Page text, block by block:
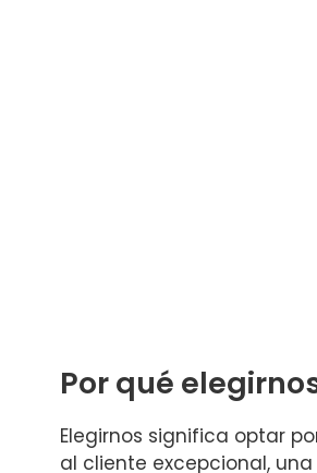
Por qué
Elegirnos significa optar
al cliente excepcional,